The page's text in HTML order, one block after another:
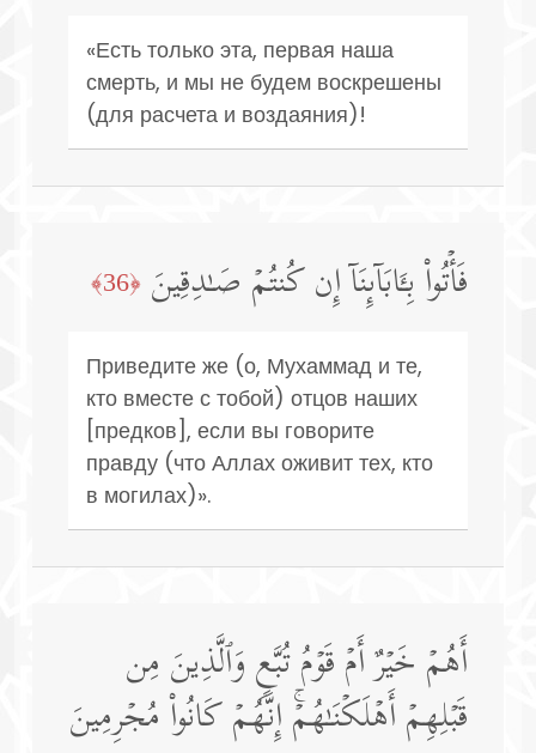
«Есть только эта, первая наша
смерть, и мы не будем воскрешены
(для расчета и воздаяния)!
فَأۡتُوا۟ بِـَٔابَاۤىِٕنَاۤ إِن كُنتُمۡ صَـٰدِقِینَ ﴿36﴾
Приведите же (о, Мухаммад и те,
кто вместе с тобой) отцов наших
[предков], если вы говорите
правду (что Аллах оживит тех, кто
в могилах)».
أَهُمۡ خَیۡرٌ أَمۡ قَوۡمُ تُبَّعࣲ وَٱلَّذِینَ مِن
قَبۡلِهِمۡ أَهۡلَكۡنَـٰهُمۡۚ إِنَّهُمۡ كَانُوا۟ مُجۡرِمِینَ